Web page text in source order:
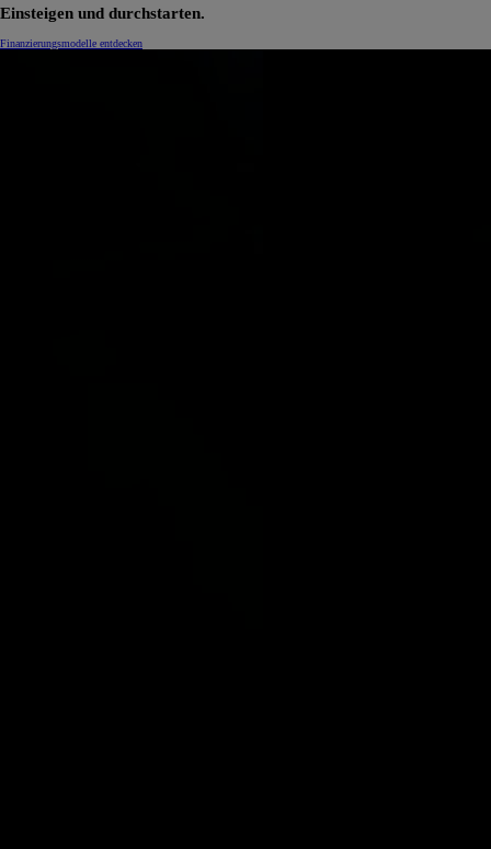
Einsteigen und durchstarten.
Finanzierungsmodelle entdecken